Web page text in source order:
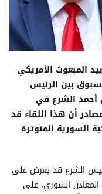
المبعوث الأمريكي
بين الرئيس
أحمد الشرع في
أن هذا اللقاء قد
السورية المتوترة
الشرع قد يعرض على
السوري، على